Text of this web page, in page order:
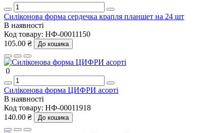
Силіконова форма сердечка крапля планшет на 24 шт
В наявності
Код товару: НФ-00011150
105.00 ₴
До кошика
0
Силіконова форма ЦИФРИ асорті
В наявності
Код товару: НФ-00011918
140.00 ₴
До кошика